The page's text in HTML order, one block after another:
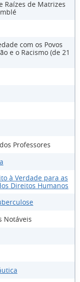
Raízes de Matrizes
com os Povos
e o Racismo (de 21
Professores
à Verdade para as
Direitos Humanos
Notáveis